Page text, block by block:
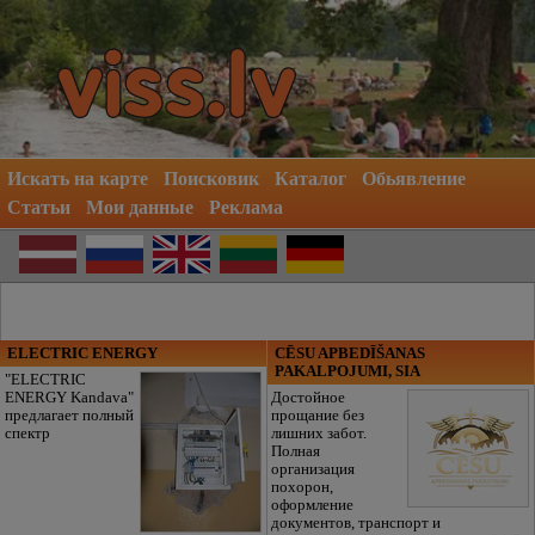
Искать на карте Поисковик Каталог
Обьявление
Статьи
Мои данные Реклама
ELECTRIC ENERGY
"ELECTRIC
ENERGY Kandava"
предлагает полный
спектр
CĒSU APBEDĪŠANAS
PAKALPOJUMI, SIA
Достойное
прощание без
лишних забот.
Полная
организация
похорон,
оформление
документов, транспорт и